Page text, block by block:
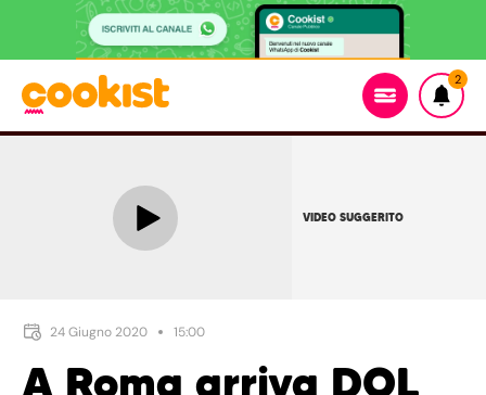
2
VIDEO SUGGERITO
24 Giugno 2020 15:00
A Roma arriva DOL